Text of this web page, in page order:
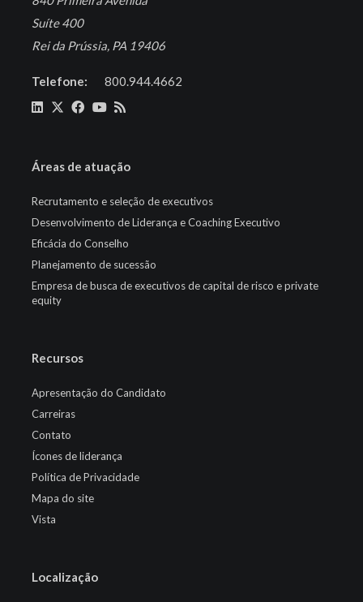
Suíte 400
Rei da Prússia, PA 19406
Telefone: 800.944.4662
Áreas de atuação
Recrutamento e seleção de executivos
Desenvolvimento de Liderança e Coaching Executivo
Eficácia do Conselho
Planejamento de sucessão
Empresa de busca de executivos de capital de risco e private
equity
Recursos
Apresentação do Candidato
Carreiras
Contato
Ícones de liderança
Política de Privacidade
Mapa do site
Vista
Localização